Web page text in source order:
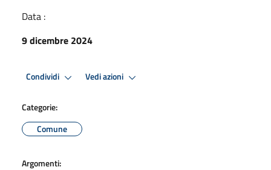
Data :
9 dicembre 2024
Condividi Vedi azioni
Categorie:
Comune
Argomenti: